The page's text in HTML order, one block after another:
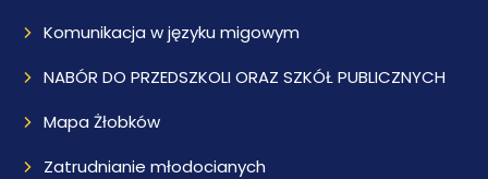
Komunikacja w języku migowym
NABÓR DO PRZEDSZKOLI ORAZ SZKÓŁ PUBLICZNYCH
Mapa Żłobków
Zatrudnianie młodocianych